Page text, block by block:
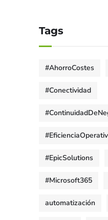
Tags
#AhorroCostes
#Conectividad
#EpicSolutions
#Microsoft365
automatización